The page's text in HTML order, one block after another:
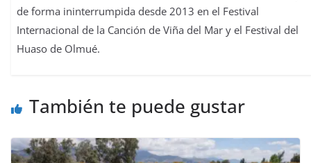
de forma ininterrumpida desde 2013 en el Festival
Internacional de la Canción de Viña del Mar y el Festival del
Huaso de Olmué.
También te puede gustar